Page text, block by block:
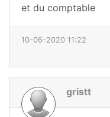
et du comptable
10-06-2020 11:22
gristt